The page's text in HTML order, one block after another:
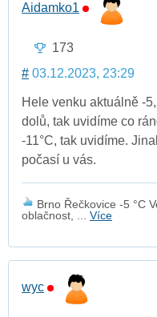
Aidamko1
173
# 03.12.2023, 23:29
Hele venku aktuálně -
dolů, tak uvidíme co
-11°C, tak uvidíme.
počasí u vás.
Brno Řečkovice -5 °C
oblačnost, ... Více
wyc